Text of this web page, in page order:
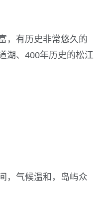
，有历史非常悠久的
湖、400年历史的松江
，气候温和，岛屿众